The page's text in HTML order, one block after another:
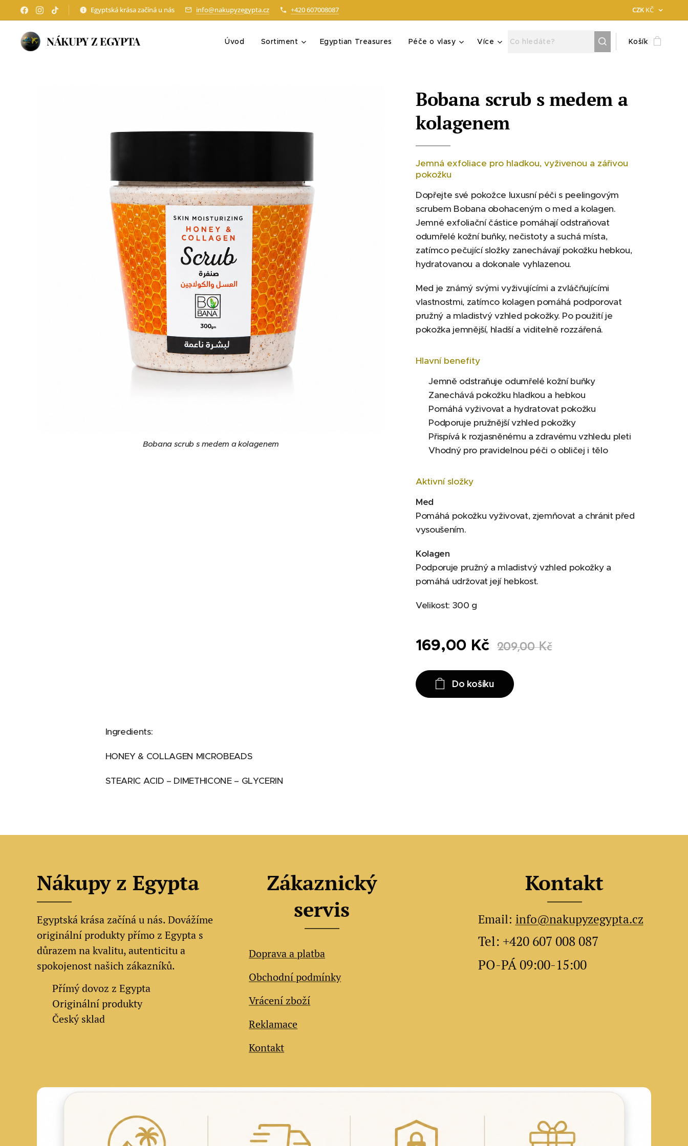
Egyptská krása začíná u nás info@nakupyzegypta.cz +420 607008087 CZK KČ
NÁKUPY Z EGYPTA Úvod Sortiment Egyptian Treasures Péče o vlasy Více Košík
Bobana scrub s medem a
kolagenem
Bobana scrub s medem a kolagenem
Jemná exfoliace pro hladkou, vyživenou a zářivou
pokožku
Dopřejte své pokožce luxusní péči s peelingovým
scrubem Bobana obohaceným o med a kolagen.
Jemné exfoliační částice pomáhají odstraňovat
odumřelé kožní buňky, nečistoty a suchá místa,
zatímco pečující složky zanechávají pokožku hebkou,
hydratovanou a dokonale vyhlazenou.
Med je známý svými vyživujícími a zvláčňujícími
vlastnostmi, zatímco kolagen pomáhá podporovat
pružný a mladistvý vzhled pokožky. Po použití je
pokožka jemnější, hladší a viditelně rozzářená.
Hlavní benefity
✔ Jemně odstraňuje odumřelé kožní buňky
✔ Zanechává pokožku hladkou a hebkou
✔ Pomáhá vyživovat a hydratovat pokožku
✔ Podporuje pružnější vzhled pokožky
✔ Přispívá k rozjasněnému a zdravému vzhledu pleti
✔ Vhodný pro pravidelnou péči o obličej i tělo
Aktivní složky
Med
Pomáhá pokožku vyživovat, zjemňovat a chránit před
vysoušením.
Kolagen
Podporuje pružný a mladistvý vzhled pokožky a
pomáhá udržovat její hebkost.
Velikost: 300 g
169,00 Kč 209,00Kč
Do košíku
Ingredients:
HONEY & COLLAGEN MICROBEADS
STEARIC ACID – DIMETHICONE – GLYCERIN
Nákupy z Egypta
Egyptská krása začíná u nás. Dovážíme
originální produkty přímo z Egypta s
důrazem na kvalitu, autenticitu a
spokojenost našich zákazníků.
Přímý dovoz z Egypta
Originální produkty
✔ Český sklad
Zákaznický
servis
Doprava a platba
Obchodní podmínky
Vrácení zboží
Reklamace
Kontakt
Kontakt
Email: info@nakupyzegypta.cz
Tel: +420 607 008 087
PO-PÁ 09:00-15:00